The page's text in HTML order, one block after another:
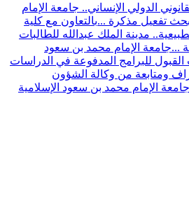
الدولي الإنساني.. جامعة الإمام
تفعيل مذكرة ...بالتعاون مع كلية
مدينة الملك عبدالله للطالبات
...جامعة الإمام محمد بن سعود
القبول للبرامج المدفوعة في الدراسات
ومتابعة من وكالة الشؤون
الإمام محمد بن سعود الإسلامية